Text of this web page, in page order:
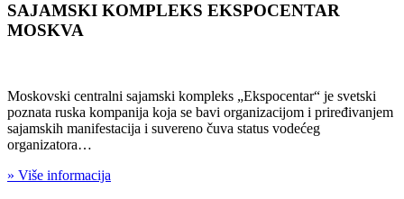
SAJAMSKI KOMPLEKS EKSPOCENTAR
MOSKVA
Moskovski centralni sajamski kompleks „Ekspocentar“ je svetski
poznata ruska kompanija koja se bavi organizacijom i priređivanjem
sajamskih manifestacija i suvereno čuva status vodećeg
organizatora…
» Više informacija